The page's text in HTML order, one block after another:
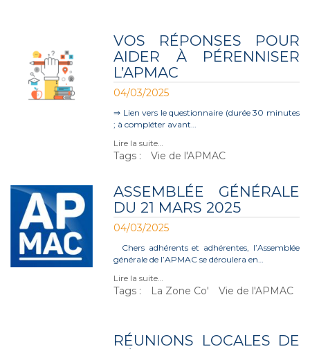
VOS RÉPONSES POUR
AIDER À PÉRENNISER
L’APMAC
04/03/2025
⇒ Lien vers le questionnaire (durée 30 minutes
; à compléter avant…
Lire la suite…
Tags : Vie de l'APMAC
ASSEMBLÉE GÉNÉRALE
DU 21 MARS 2025
04/03/2025
Chers adhérents et adhérentes, l’Assemblée
générale de l’APMAC se déroulera en…
Lire la suite…
Tags : La Zone Co' Vie de l'APMAC
RÉUNIONS LOCALES DE